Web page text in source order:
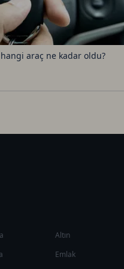
araç ne kadar oldu?
Altın
Emlak